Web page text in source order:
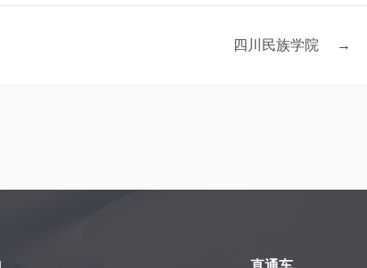
四川民族学院 →